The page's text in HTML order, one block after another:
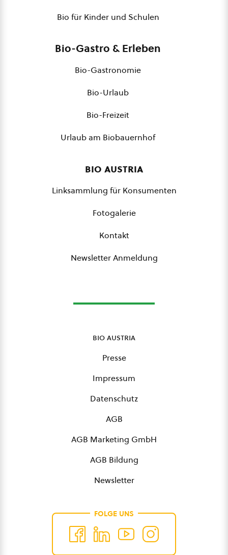
Bio für Kinder und Schulen
Bio-Gastro & Erleben
Bio-Gastronomie
Bio-Urlaub
Bio-Freizeit
Urlaub am Biobauernhof
bio austria
Linksammlung für Konsumenten
Fotogalerie
Kontakt
Newsletter Anmeldung
bio austria
Presse
Impressum
Datenschutz
AGB
AGB Marketing GmbH
AGB Bildung
Newsletter
FOLGE UNS